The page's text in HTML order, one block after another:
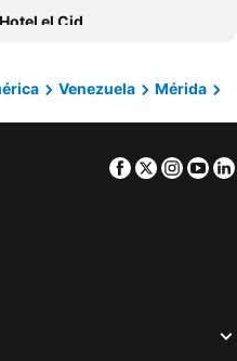
Hotel el Cid
Hotel Belensate
Venezuela
Mérida
Facebook
Twitter